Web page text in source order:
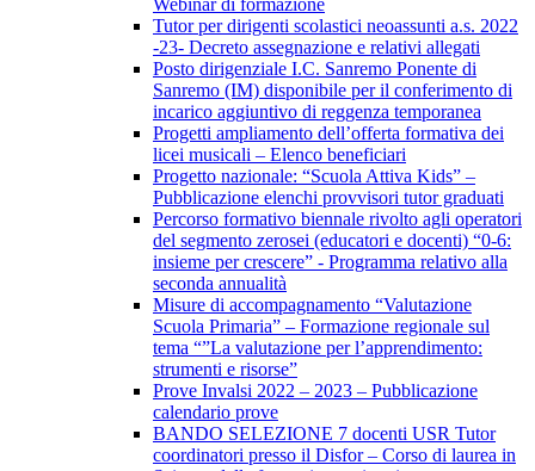
Webinar di formazione
Tutor per dirigenti scolastici neoassunti a.s. 2022
-23- Decreto assegnazione e relativi allegati
Posto dirigenziale I.C. Sanremo Ponente di
Sanremo (IM) disponibile per il conferimento di
incarico aggiuntivo di reggenza temporanea
Progetti ampliamento dell’offerta formativa dei
licei musicali – Elenco beneficiari
Progetto nazionale: “Scuola Attiva Kids” –
Pubblicazione elenchi provvisori tutor graduati
Percorso formativo biennale rivolto agli operatori
del segmento zerosei (educatori e docenti) “0-6:
insieme per crescere” - Programma relativo alla
seconda annualità
Misure di accompagnamento “Valutazione
Scuola Primaria” – Formazione regionale sul
tema “”La valutazione per l’apprendimento:
strumenti e risorse”
Prove Invalsi 2022 – 2023 – Pubblicazione
calendario prove
BANDO SELEZIONE 7 docenti USR Tutor
coordinatori presso il Disfor – Corso di laurea in